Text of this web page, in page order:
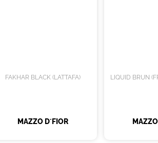
FAKHAR BLACK (LATTAFA)
MAZZO D´FIOR
LIQUID BRUN